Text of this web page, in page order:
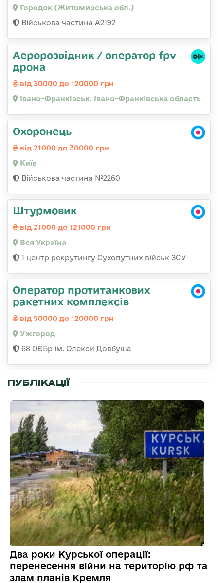
Городок (Житомирська обл.)
Військова частина А2192
Аеророзвідник / оператор fpv
дрона
від 30000 до 120000 грн
Івано-Франківськ, Івано-Франківська область
Охоронець
від 21000 до 30000 грн
Київ
Військова частина №2260
Штурмовик
від 21000 до 121000 грн
Вся Україна
1 центр рекрутингу Сухопутних військ ЗСУ
Оператор протитанкових
ракетних комплексів
від 50000 до 120000 грн
Ужгород
68 ОЄБр ім. Олекси Довбуша
ПУБЛІКАЦІЇ
Два роки Курської операції:
перенесення війни на територію рф та
злам планів Кремля